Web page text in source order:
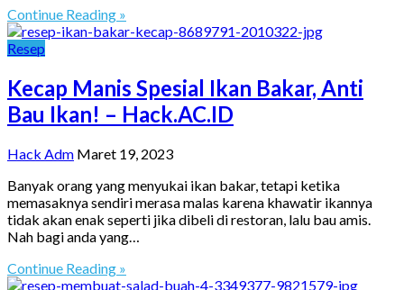
Continue Reading »
Resep
Kecap Manis Spesial Ikan Bakar, Anti
Bau Ikan! – Hack.AC.ID
Hack Adm Maret 19, 2023
Banyak orang yang menyukai ikan bakar, tetapi ketika
memasaknya sendiri merasa malas karena khawatir ikannya
tidak akan enak seperti jika dibeli di restoran, lalu bau amis.
Nah bagi anda yang…
Continue Reading »